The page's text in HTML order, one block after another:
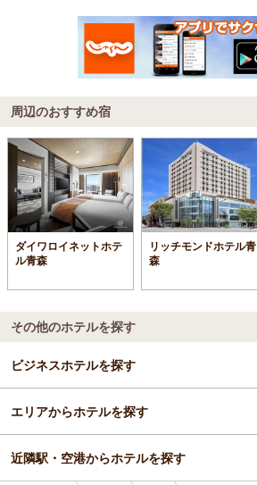
周辺のおすすめ宿
ダイワロイネットホテ
ル青森
リッチモンドホテル青
森
その他のホテルを探す
ビジネスホテルを探す
青森県
青森
エリアからホテルを探す
青森県
近隣駅・空港からホテルを探す